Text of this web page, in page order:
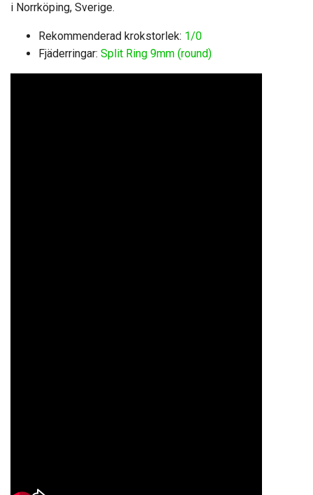
i Norrköping, Sverige.
Rekommenderad krokstorlek: 1/0
Fjäderringar: Split Ring 9mm (round)